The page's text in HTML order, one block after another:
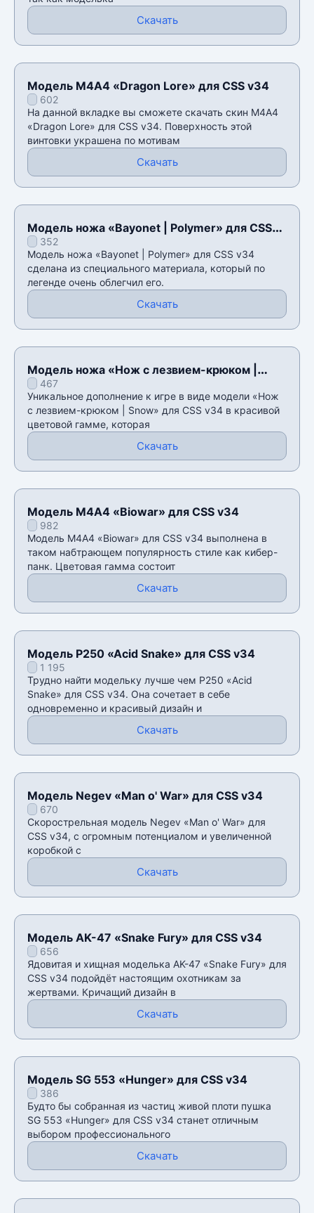
Скачать
Модель М4А4 «Dragon Lore» для CSS v34
602
На данной вкладке вы сможете скачать скин М4А4
«Dragon Lore» для CSS v34. Поверхность этой
винтовки украшена по мотивам
Скачать
Модель ножа «Bayonet | Polymer» для CSS
v34352
Модель ножа «Bayonet | Polymer» для CSS v34
сделана из специального материала, который по
легенде очень облегчил его.
Скачать
Модель ножа «Нож с лезвием-крюком |
Snow» для CSS v34
467
Уникальное дополнение к игре в виде модели «Нож
с лезвием-крюком | Snow» для CSS v34 в красивой
цветовой гамме, которая
Скачать
Модель М4А4 «Biowar» для CSS v34
982
Модель М4А4 «Biowar» для CSS v34 выполнена в
таком набтрающем популярность стиле как кибер-
панк. Цветовая гамма состоит
Скачать
Модель P250 «Acid Snake» для CSS v34
1 195
Трудно найти модельку лучше чем P250 «Acid
Snake» для CSS v34. Она сочетает в себе
одновременно и красивый дизайн и
Скачать
Модель Negev «Man o' War» для CSS v34
670
Скорострельная модель Negev «Man o' War» для
CSS v34, с огромным потенциалом и увеличенной
коробкой с
Скачать
Модель AK-47 «Snake Fury» для CSS v34
656
Ядовитая и хищная моделька AK-47 «Snake Fury» для
CSS v34 подойдëт настоящим охотникам за
жертвами. Кричащий дизайн в
Скачать
Модель SG 553 «Hunger» для CSS v34
386
Будто бы собранная из частиц живой плоти пушка
SG 553 «Hunger» для CSS v34 станет отличным
выбором профессионального
Скачать